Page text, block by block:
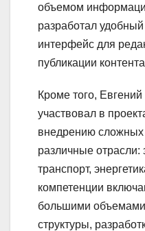
объемом
разработал
интерфейс для
публикации
Кроме того,
участвовал в
внедрению сложных
различные отрасли:
транспорт,
компетенции
большими
структуры,